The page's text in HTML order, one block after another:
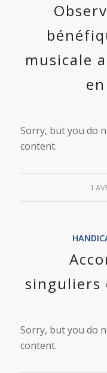
musicale
Sorry, but you do
content.
1 /
singuliers
Sorry, but you do
content.